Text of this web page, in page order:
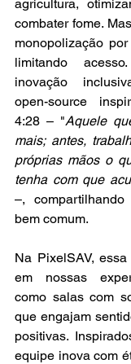
agricultura,
combater fome.
monopolização
limitando
inovação
open-source
4:28 – "Aquele
mais; antes,
próprias mãos o
tenha com que
–,
bem comum.
Na PixelSAV,
em nossas
como salas com
que engajam
positivas.
equipe inova com